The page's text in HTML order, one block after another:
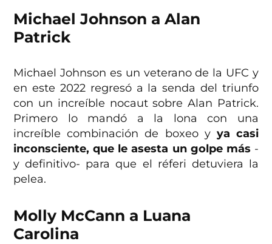
Michael Johnson a Alan
Patrick
Michael Johnson es un veterano de la UFC y
en este 2022 regresó a la senda del triunfo
con un increíble nocaut sobre Alan Patrick.
Primero lo mandó a la lona con una
increíble combinación de boxeo y ya casi
inconsciente, que le asesta un golpe más -
y definitivo- para que el réferi detuviera la
pelea.
Molly McCann a Luana
Carolina